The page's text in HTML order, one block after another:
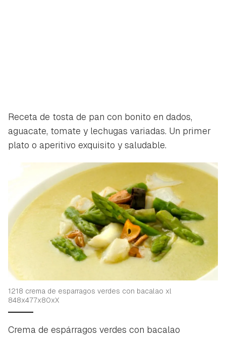
Receta de tosta de pan con bonito en dados,
aguacate, tomate y lechugas variadas. Un primer
plato o aperitivo exquisito y saludable.
1218 crema de esparragos verdes con bacalao xl
848x477x80xX
Crema de espárragos verdes con bacalao